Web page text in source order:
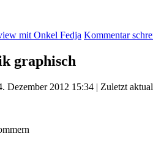
mit Onkel Fedja Kommentar
graphisch
Dezember 2012 15:34 | Zuletzt